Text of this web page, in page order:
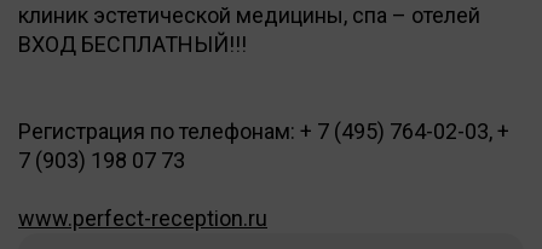
клиник эстетической медицины, спа – отелей
ВХОД БЕСПЛАТНЫЙ!!!
Регистрация по телефонам: + 7 (495) 764-02-03, +
7 (903) 198 07 73
www​.perfect-r​eception.r​u